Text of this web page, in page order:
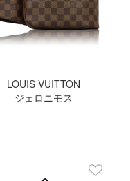
LOUIS VUITTON
ジェロニモス